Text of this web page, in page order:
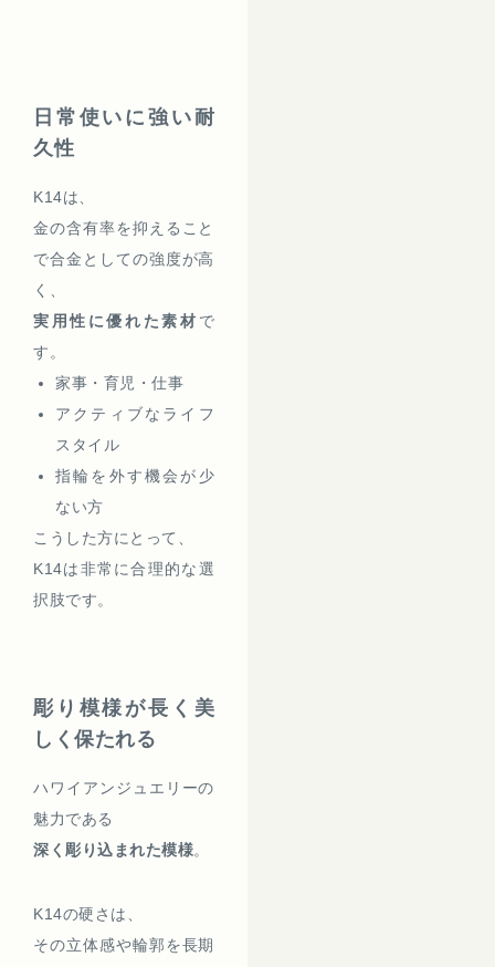
日常使いに強い耐
久性
K14は、
金の含有率を抑えること
で合金としての強度が高
く、
実用性に優れた素材 で
す。
家事・育児・仕事
アクティブなライフ
スタイル
指輪を外す機会が少
ない方
こうした方にとって、
K14は非常に合理的な選
択肢です。
彫り模様が長く美
しく保たれる
ハワイアンジュエリーの
魅力である
深く彫り込まれた模様。
K14の硬さは、
その立体感や輪郭を長期